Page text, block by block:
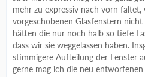
mehr zu expressiv nach vorn
vorgeschobenen Glasfenstern
hätten die nur noch halb so tiefe
dass wir sie weggelassen haben.
stimmigere Aufteilung der Fenster
gerne mag ich die neu